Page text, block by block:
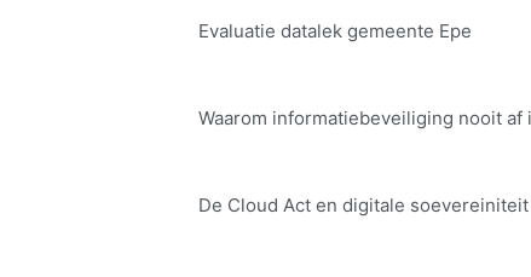
Evaluatie datalek gemeente Epe
Waarom informatiebeveiliging nooit af
De Cloud Act en digitale